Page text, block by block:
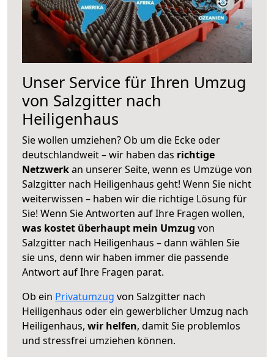
Unser Service für Ihren Umzug
von Salzgitter nach
Heiligenhaus
Sie wollen umziehen? Ob um die Ecke oder
deutschlandweit – wir haben das richtige
Netzwerkan unserer Seite, wenn es Umzüge von
Salzgitter nach Heiligenhaus geht! Wenn Sie nicht
weiterwissen – haben wir die richtige Lösung für
Sie! Wenn Sie Antworten auf Ihre Fragen wollen,
was kostet überhaupt mein Umzug von
Salzgitter nach Heiligenhaus – dann wählen Sie
sie uns, denn wir haben immer die passende
Antwort auf Ihre Fragen parat.
Ob ein Privatumzug von Salzgitter nach
Heiligenhaus oder ein gewerblicher Umzug nach
Heiligenhaus, wir helfen, damit Sie problemlos
und stressfrei umziehen können.